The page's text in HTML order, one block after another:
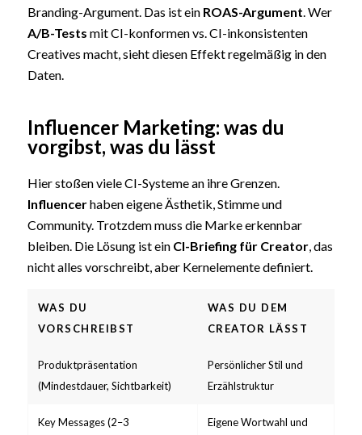
Branding-Argument. Das ist ein ROAS-Argument. Wer
A/B-Tests mit CI-konformen vs. CI-inkonsistenten
Creatives macht, sieht diesen Effekt regelmäßig in den
Daten.
Influencer Marketing: was du
vorgibst, was du lässt
Hier stoßen viele CI-Systeme an ihre Grenzen.
Influencerhaben eigene Ästhetik, Stimme und
Community. Trotzdem muss die Marke erkennbar
bleiben. Die Lösung ist ein CI-Briefing für Creator, das
nicht alles vorschreibt, aber Kernelemente definiert.
WAS DU
VORSCHREIBST
WAS DU DEM
CREATOR LÄSST
Produktpräsentation
(Mindestdauer, Sichtbarkeit)
Persönlicher Stil und
Erzählstruktur
Key Messages (2–3
Eigene Wortwahl und